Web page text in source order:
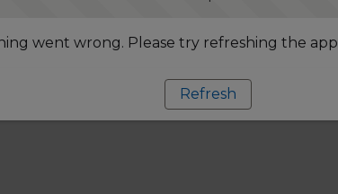
went wrong. Please try refreshing the app
Refresh